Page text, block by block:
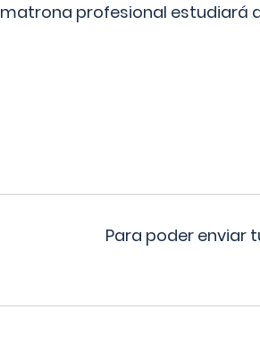
matrona profesional estudiará
Para poder enviar